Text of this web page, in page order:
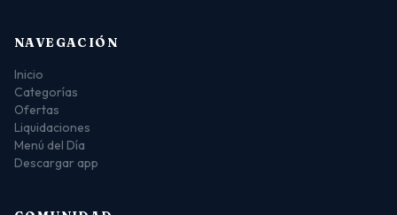
NAVEGACIÓN
Inicio
Categorías
Ofertas
Liquidaciones
Menú del Día
Descargar app